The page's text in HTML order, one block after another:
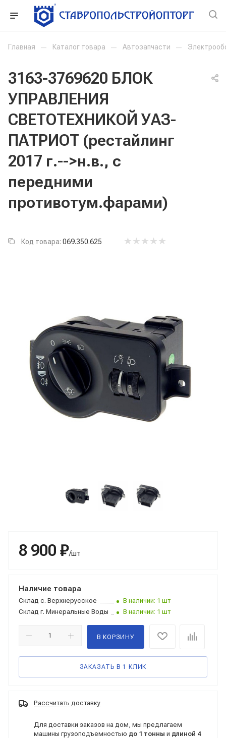
Главная — Каталог товара — Автозапчасти —
3163-3769620 БЛОК
УПРАВЛЕНИЯ
СВЕТОТЕХНИКОЙ УАЗ-
ПАТРИОТ (рестайлинг
2017 г.-->н.в., с
передними
противотум.фарами)
Код товара: 069.350.625
8 900 ₽/шт
Наличие товара
Склад с. Верхнерусское
В наличии: 1 шт
Склад г. Минеральные Воды В наличии: 1 шт
В КОРЗИНУ
ЗАКАЗАТЬ В 1 КЛИК
Рассчитать доставку
Для доставки заказов на дом, мы предлагаем
машины грузоподъемностью до 1 тонны и длиной 4